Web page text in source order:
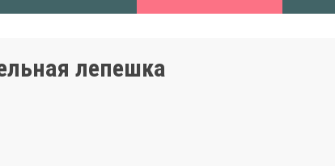
лепешка